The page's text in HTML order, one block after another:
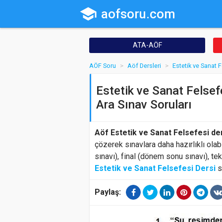
school aofsoru.com
ATA-AÖF
AÖF Soru Aöf Dersleri Estetik ve Sanat
Estetik ve Sanat
Ara Sınav Soruları
Aöf Estetik ve Sanat Felsefesi
çözerek sınavlara daha hazırlıklı
sınavı), final (dönem sonu sınavı),
Estetik ve Sanat Felsefesi Dersi
Paylaş: